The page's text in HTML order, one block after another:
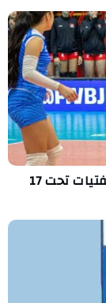
هزيمة ثانية لتونس في مونديال الطائرة للفتيات تحت 17